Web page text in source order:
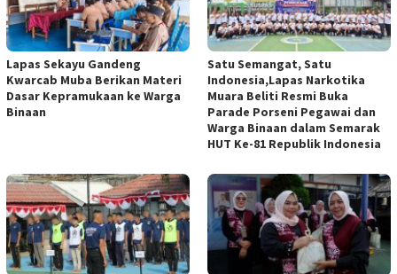
Lapas Sekayu Gandeng
Kwarcab Muba Berikan Materi
Dasar Kepramukaan ke Warga
Binaan
Satu Semangat, Satu
Indonesia,Lapas Narkotika
Muara Beliti Resmi Buka
Parade Porseni Pegawai dan
Warga Binaan dalam Semarak
HUT Ke-81 Republik Indonesia